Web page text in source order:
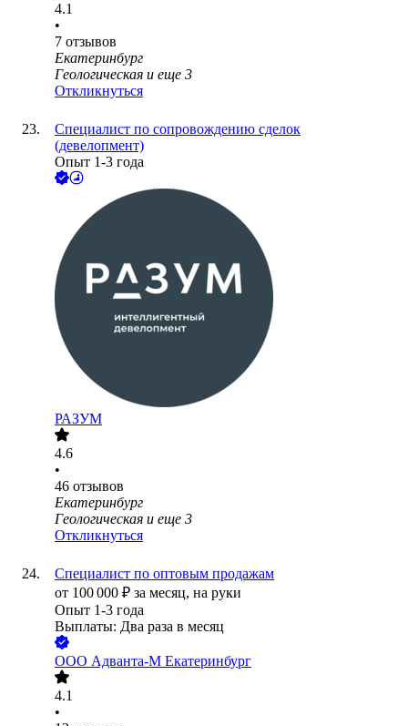
4.1
•
7 отзывов
Екатеринбург
Геологическая и еще 3
Откликнуться
Специалист по сопровождению сделок
(девелопмент)
Опыт 1-3 года
РАЗУМ
4.6
•
46 отзывов
Екатеринбург
Геологическая и еще 3
Откликнуться
Специалист по оптовым продажам
от 100 000 ₽ за месяц, на руки
Опыт 1-3 года
Выплаты: Два раза в месяц
ООО Адванта-М Екатеринбург
4.1
•